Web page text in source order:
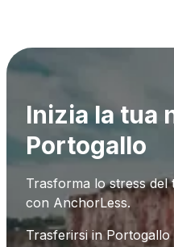
Inizia la tua
Portogallo
Trasforma lo stress del
con AnchorLess.
Trasferirsi in Portogallo